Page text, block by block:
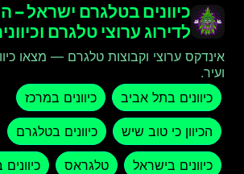
כיוונים בטלגרם ישראל –
לדירוג ערוצי טלגרם
אינדקס ערוצי וקבוצות טלגרם — מצאו
ועיר.
כיוונים בתל אביב
כיוונים במרכז
הכיוון כי טוב שיש כיוונים בטלגרם
כיוונים בישראל טלגראס